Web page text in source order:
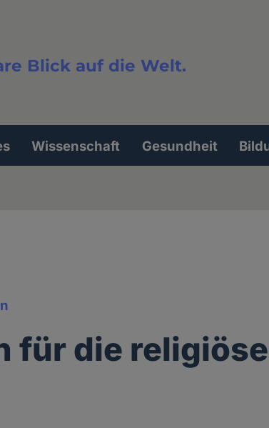
Blick auf die Welt.
Wissenschaft Gesundheit
für die religiöse